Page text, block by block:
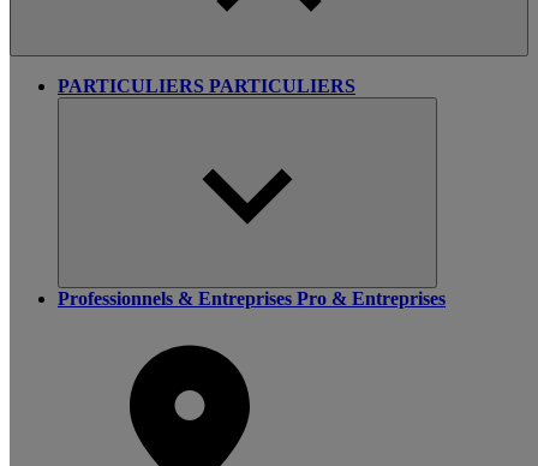
PARTICULIERS PARTICULIERS
Professionnels & Entreprises Pro & Entreprises